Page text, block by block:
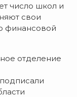
число школ и
свои
финансовой
отделение